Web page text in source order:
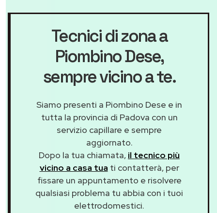
Tecnici di zona a
Piombino Dese,
sempre vicino a te.
Siamo presenti a Piombino Dese e in
tutta la provincia di Padova con un
servizio capillare e sempre
aggiornato.
Dopo la tua chiamata, il tecnico più
vicino a casa tua ti contatterà, per
fissare un appuntamento e risolvere
qualsiasi problema tu abbia con i tuoi
elettrodomestici.